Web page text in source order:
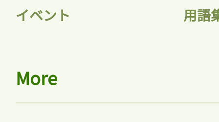
イベント 用語
More